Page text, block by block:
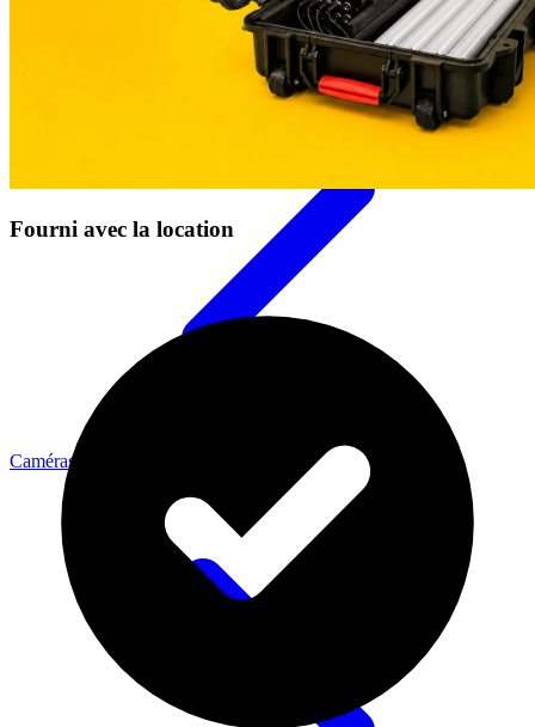
Caméras Cinéma
Fourni avec la location